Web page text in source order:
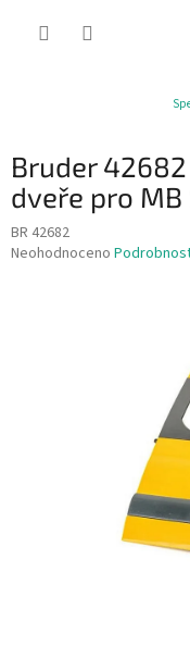
Bruder
dveře pro MB
BR 42682
Průměrné
Neohodnoceno